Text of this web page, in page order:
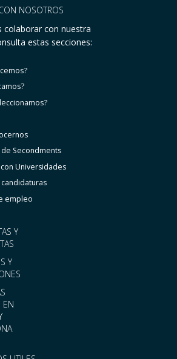
Y
Y
EN
NOSOTROS
colaborar con nuestra
estas secciones:
Secondments
Universidades
empleo